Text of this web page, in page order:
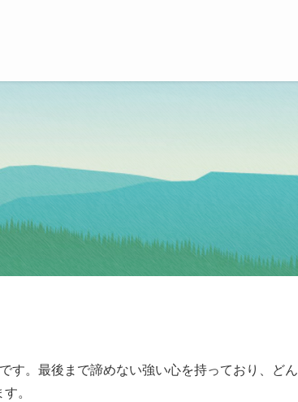
す。最後まで諦めない強い心を持っており、どん
。